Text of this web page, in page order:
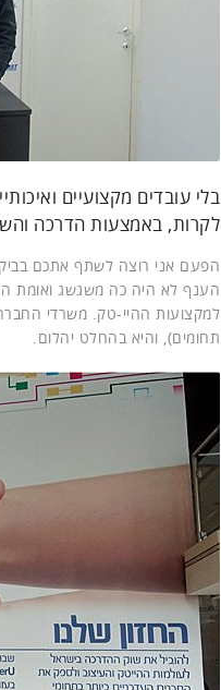
לקרות, באמצעות הדרכה
הפעם אני רוצה לשתף אתכם
הענף לא היה כה משגשג ואומת
למקצועות ההיי-טק. משרדי החברה
תחומים), והיא בהחלט יהלום.